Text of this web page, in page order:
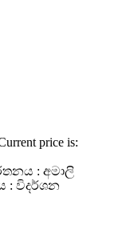
price is:
: අමාලි
: විදර්ශන